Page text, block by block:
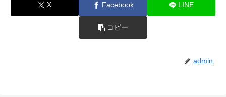
X Facebook LINE
コピー
admin